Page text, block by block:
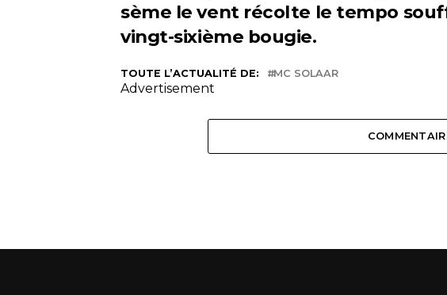
sème le vent récolte le tempo
vingt-sixième bougie.
TOUTE L’ACTUALITÉ DE: MC SOLAAR
Advertisement